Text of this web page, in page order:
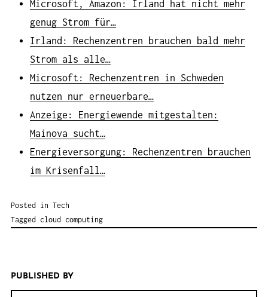
Microsoft, Amazon: Irland hat nicht mehr
genug Strom für…
Irland: Rechenzentren brauchen bald mehr
Strom als alle…
Microsoft: Rechenzentren in Schweden
nutzen nur erneuerbare…
Anzeige: Energiewende mitgestalten:
Mainova sucht…
Energieversorgung: Rechenzentren brauchen
im Krisenfall…
Posted in Tech
Tagged cloud computing
PUBLISHED BY